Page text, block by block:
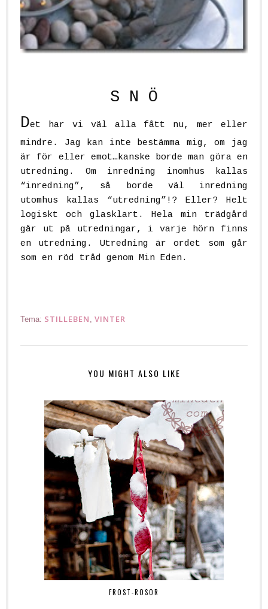
S N Ö
Det har vi väl alla fått nu, mer eller
mindre. Jag kan inte bestämma mig, om jag
är för eller emot…kanske borde man göra en
utredning. Om inredning inomhus kallas
“inredning”, så borde väl inredning
utomhus kallas “utredning”!? Eller? Helt
logiskt och glasklart. Hela min trädgård
går ut på utredningar, i varje hörn finns
en utredning. Utredning är ordet som går
som en röd tråd genom Min Eden.
Tema: STILLEBEN , VINTER
YOU MIGHT ALSO LIKE
FROST-ROSOR